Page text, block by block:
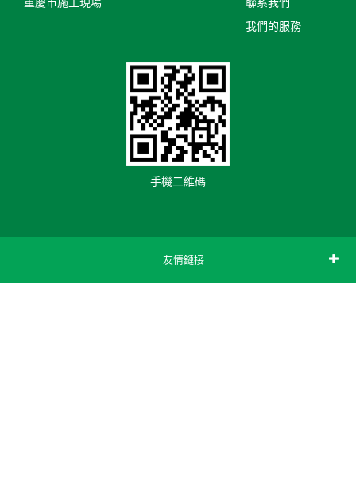
我們的服務
手機二維碼
友情鏈接